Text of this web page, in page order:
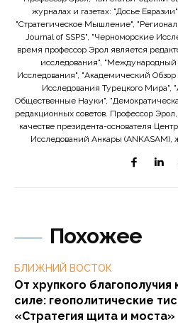
Похожее
БЛИЖНИЙ ВОСТОК
От хрупкого
силе: геополитические
«Стратегия щита и моста»
журналах и газетах: "Досье
"Стратегическое Мышление",
Journal of SSPS", "Черноморские
время профессор Эрол является
исследования",
Исследования", "Академический Обзор
Исследования Турецкого
Общественные Науки",
редакционных советов. Профессор
качестве президента-основателя
Исследований Анкары (ANKASAM),